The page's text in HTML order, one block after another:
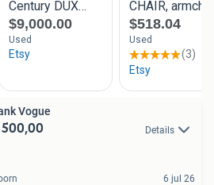
Vogue
Details
6 jul 26